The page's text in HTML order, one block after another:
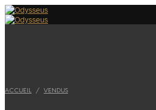
ACCUEIL / VENDUS